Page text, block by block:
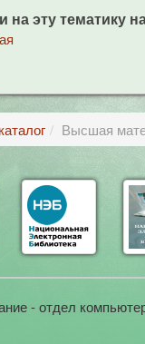
на эту тематику
Высшая
- отдел